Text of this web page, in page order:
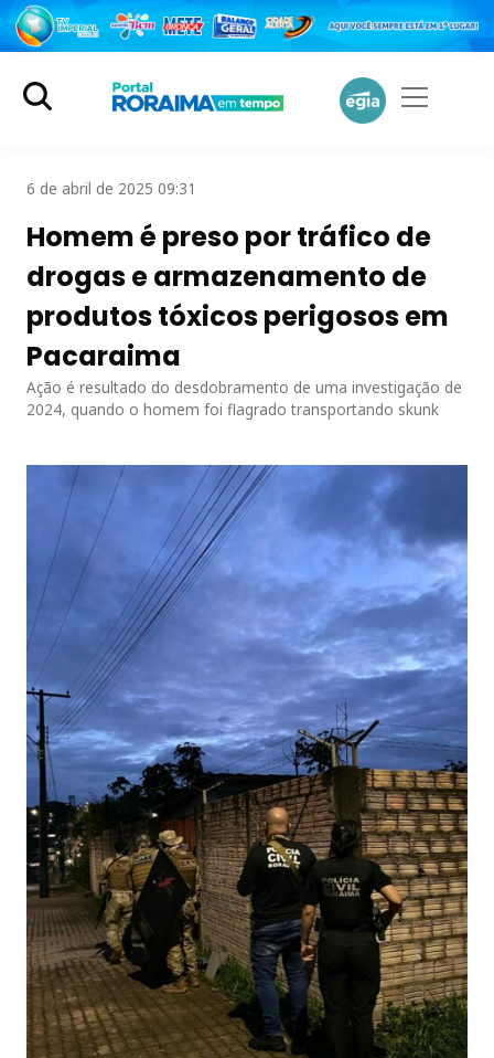
6 de abril de 2025 09:31
Homem é preso por tráfico de
drogas e armazenamento de
produtos tóxicos perigosos em
Pacaraima
Ação é resultado do desdobramento de uma investigação de
2024, quando o homem foi flagrado transportando skunk